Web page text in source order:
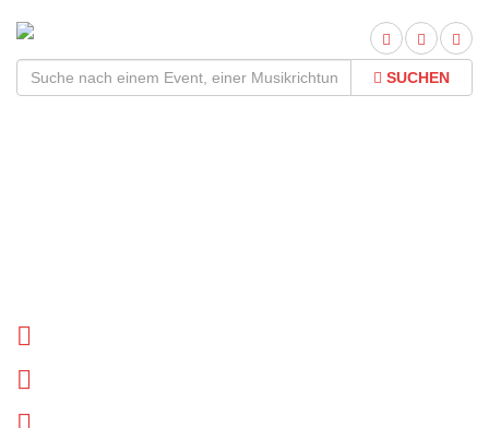
SUCHEN